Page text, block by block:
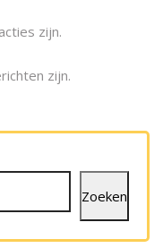
zijn.
zijn.
Zoeken